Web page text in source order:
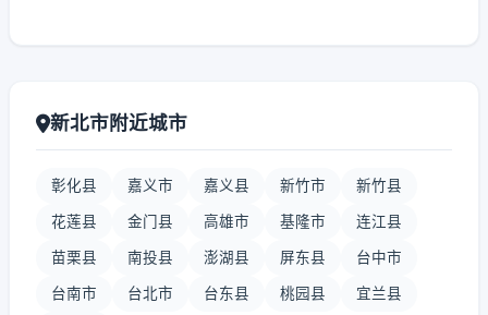
新北市附近城市
彰化县 嘉义市 嘉义县 新竹市 新竹县
花莲县 金门县 高雄市 基隆市 连江县
苗栗县 南投县 澎湖县 屏东县 台中市
台南市 台北市 台东县 桃园县 宜兰县